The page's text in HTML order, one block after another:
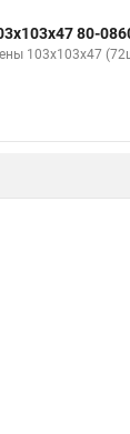
80-
103х103х47